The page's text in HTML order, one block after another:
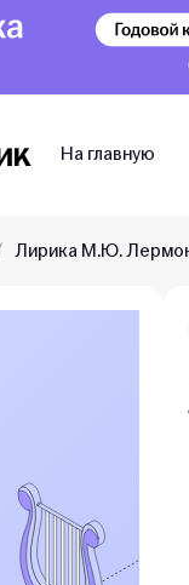
На главную
Лирика М.Ю.